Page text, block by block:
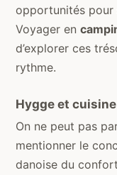
opportunités pour
Voyager en
d’explorer ces
rythme.
Hygge et
On ne peut pas
mentionner le
danoise du